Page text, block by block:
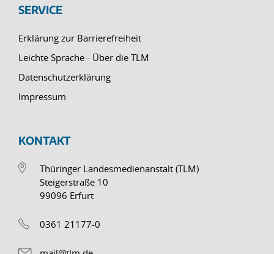
SERVICE
Erklärung zur Barrierefreiheit
Leichte Sprache - Über die TLM
Datenschutzerklärung
Impressum
KONTAKT
Thüringer Landesmedienanstalt (TLM)
Steigerstraße 10
99096 Erfurt
0361 21177-0